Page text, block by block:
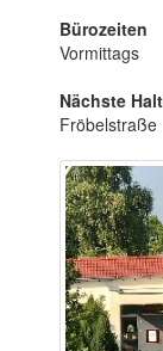
Bürozeiten
Vormittags
Nächste
Fröbelstraße